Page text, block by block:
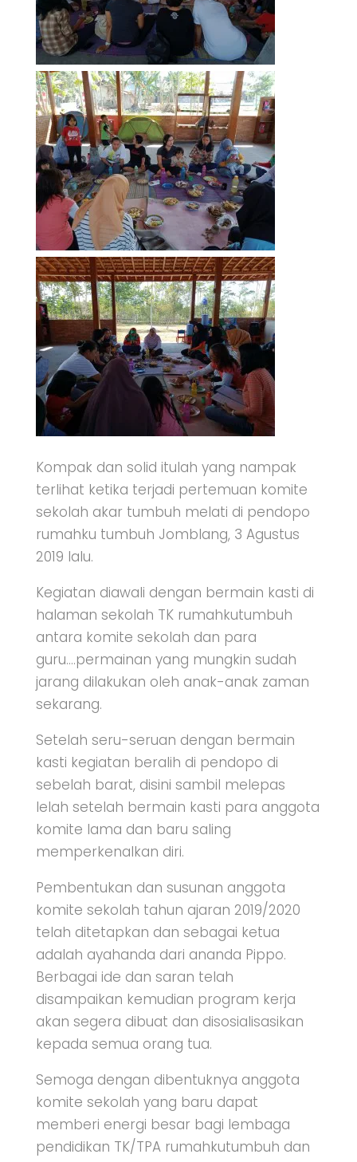
Kompak dan solid itulah yang nampak
terlihat ketika terjadi pertemuan komite
sekolah akar tumbuh melati di pendopo
rumahku tumbuh Jomblang, 3 Agustus
2019 lalu.
Kegiatan diawali dengan bermain kasti di
halaman sekolah TK rumahkutumbuh
antara komite sekolah dan para
guru….permainan yang mungkin sudah
jarang dilakukan oleh anak-anak zaman
sekarang.
Setelah seru-seruan dengan bermain
kasti kegiatan beralih di pendopo di
sebelah barat, disini sambil melepas
lelah setelah bermain kasti para anggota
komite lama dan baru saling
memperkenalkan diri.
Pembentukan dan susunan anggota
komite sekolah tahun ajaran 2019/2020
telah ditetapkan dan sebagai ketua
adalah ayahanda dari ananda Pippo.
Berbagai ide dan saran telah
disampaikan kemudian program kerja
akan segera dibuat dan disosialisasikan
kepada semua orang tua.
Semoga dengan dibentuknya anggota
komite sekolah yang baru dapat
memberi energi besar bagi lembaga
pendidikan TK/TPA rumahkutumbuh dan